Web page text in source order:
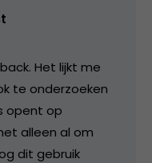
Het lijkt me
te onderzoeken
opent op
alleen al om
dit gebruik